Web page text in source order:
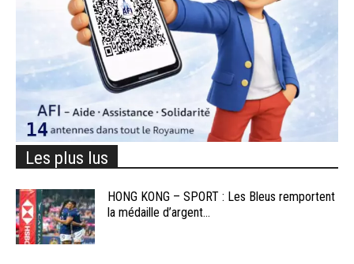
Les plus lus
HONG KONG – SPORT : Les Bleus remportent
la médaille d’argent...